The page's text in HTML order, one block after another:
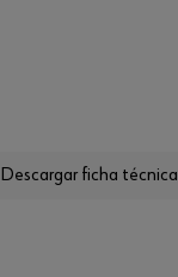
Descargar ficha técnica